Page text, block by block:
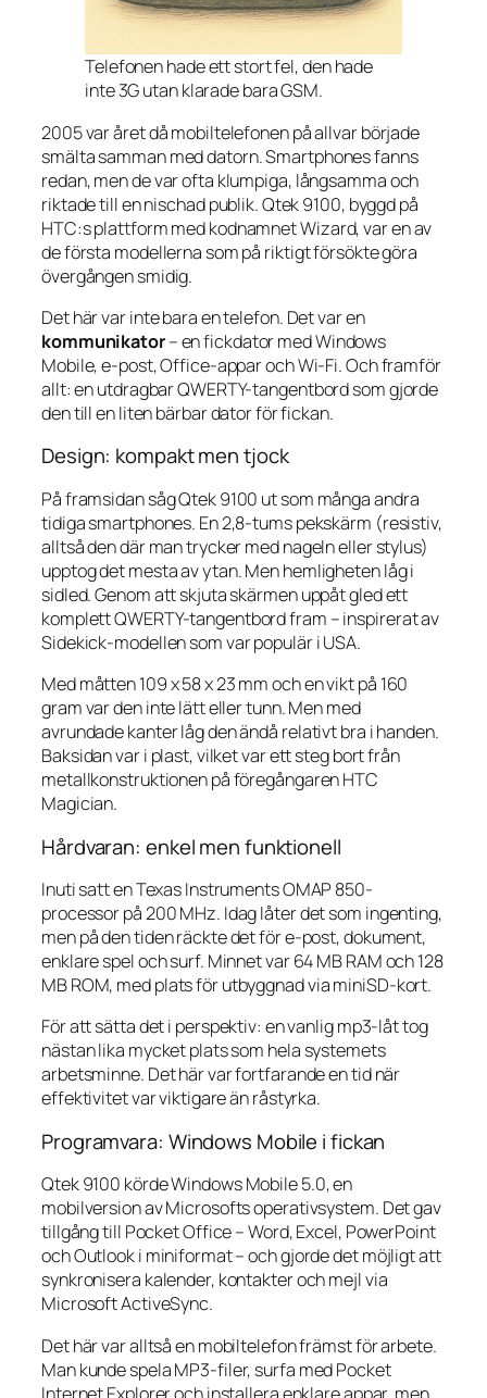
Telefonen hade ett stort fel, den hade
inte 3G utan klarade bara GSM.
2005 var året då mobiltelefonen på allvar började
smälta samman med datorn. Smartphones fanns
redan, men de var ofta klumpiga, långsamma och
riktade till en nischad publik. Qtek 9100, byggd på
HTC:s plattform med kodnamnetWizard, var en av
de första modellerna som på riktigt försökte göra
övergången smidig.
Det här var inte bara en telefon. Det var en
kommunikator– en fickdator med Windows
Mobile, e-post, Office-appar och Wi-Fi. Och framför
allt: en utdragbar QWERTY-tangentbord som gjorde
den till en liten bärbar dator för fickan.
Design: kompakt men tjock
På framsidan såg Qtek 9100 ut som många andra
tidiga smartphones. En 2,8-tums pekskärm (resistiv,
alltså den där man trycker med nageln eller stylus)
upptog det mesta av ytan. Men hemligheten låg i
sidled. Genom att skjuta skärmen uppåt gled ett
komplett QWERTY-tangentbord fram – inspirerat av
Sidekick-modellen som var populär i USA.
Med måtten 109 x 58 x 23 mm och en vikt på 160
gram var den inte lätt eller tunn. Men med
avrundade kanter låg den ändå relativt bra i handen.
Baksidan var i plast, vilket var ett steg bort från
metallkonstruktionen på föregångaren HTC
Magician.
Hårdvaran: enkel men funktionell
Inuti satt en Texas Instruments OMAP 850-
processor på 200 MHz. Idag låter det som ingenting,
men på den tiden räckte det för e-post, dokument,
enklare spel och surf. Minnet var 64 MB RAM och 128
MB ROM, med plats för utbyggnad via miniSD-kort.
För att sätta det i perspektiv: en vanlig mp3-låt tog
nästan lika mycket plats som hela systemets
arbetsminne. Det här var fortfarande en tid när
effektivitet var viktigare än råstyrka.
Programvara: Windows Mobile i fickan
Qtek 9100 körde Windows Mobile 5.0, en
mobilversion av Microsofts operativsystem. Det gav
tillgång till Pocket Office – Word, Excel, PowerPoint
och Outlook i miniformat – och gjorde det möjligt att
synkronisera kalender, kontakter och mejl via
Microsoft ActiveSync.
Det här var alltså en mobiltelefon främst för arbete.
Man kunde spela MP3-filer, surfa med Pocket
Internet Explorer och installera enklare appar, men